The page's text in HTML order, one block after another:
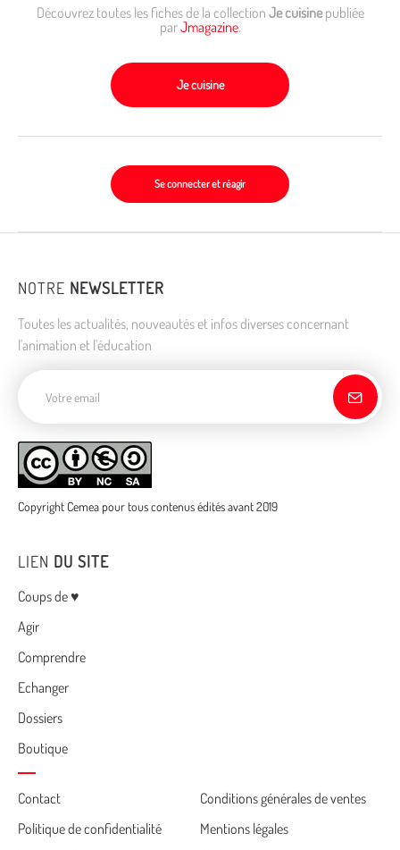
Découvrez toutes les fiches de la collection Je cuisinepubliée
parJmagazine.
Je cuisine
Se connecter et réagir
NOTRE NEWSLETTER
Toutes les actualités, nouveautés et infos diverses concernant
l'animation et l'éducation
Copyright Cemea pour tous contenus édités avant 2019
LIEN DU SITE
Menu
Coups de ♥
Agir
Comprendre
Echanger
Dossiers
Boutique
Cemea
footer
Contact
Conditions générales de ventes
Politique de confidentialité
Mentions légales